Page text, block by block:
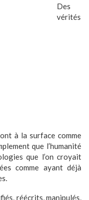
Des
vérités
à la surface comme
que l’humanité
que l’on croyait
comme ayant déjà
réécrits, manipulés,